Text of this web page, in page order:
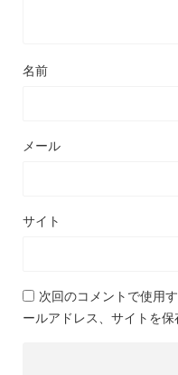
名前
メール
サイト
次回のコメントで使用
ールアドレス、サイトを保